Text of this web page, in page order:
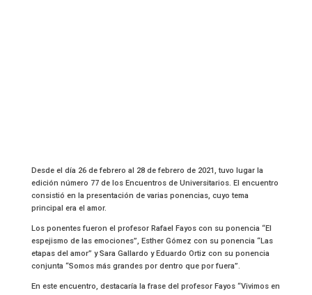
Desde el día 26 de febrero al 28 de febrero de 2021, tuvo lugar la
edición número 77 de los Encuentros de Universitarios. El encuentro
consistió en la presentación de varias ponencias, cuyo tema
principal era el amor.
Los ponentes fueron el profesor Rafael Fayos con su ponencia “El
espejismo de las emociones”, Esther Gómez con su ponencia “Las
etapas del amor” y Sara Gallardo y Eduardo Ortiz con su ponencia
conjunta “Somos más grandes por dentro que por fuera”.
En este encuentro, destacaría la frase del profesor Fayos “Vivimos en